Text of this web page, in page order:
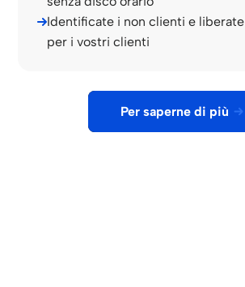
Identificate i non clienti e
per i vostri clienti
Per saperne di più